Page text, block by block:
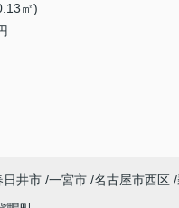
㎡)
日井市 一宮市 名古屋市西区